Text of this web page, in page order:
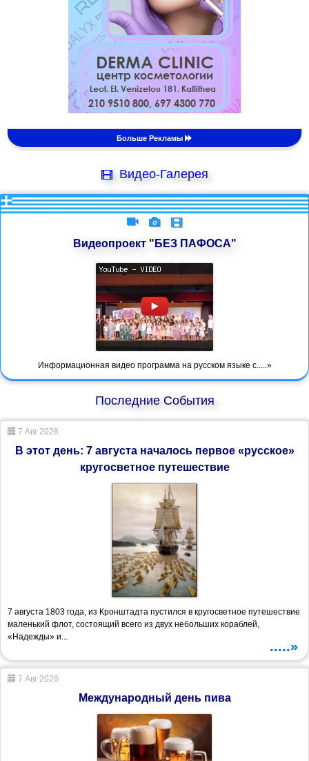
Больше Рекламы
Видео-Галерея
Видеопроект "БЕЗ ПАФОСА"
Информационная видео программа на русском языке с.....»
Последние События
7 Авг 2026
В этот день: 7 августа началось первое «русское»
кругосветное путешествие
7 августа 1803 года, из Кронштадта пустился в кругосветное путешествие
маленький флот, состоящий всего из двух небольших кораблей,
«Надежды» и...
.....»
7 Авг 2026
Международный день пива